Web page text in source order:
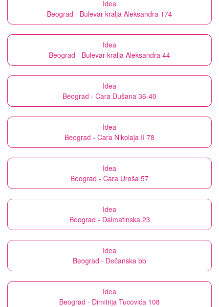
Idea
Beograd - Bulevar kralja Aleksandra 174
Idea
Beograd - Bulevar kralja Aleksandra 44
Idea
Beograd - Cara Dušana 36-40
Idea
Beograd - Cara Nikolaja II 78
Idea
Beograd - Cara Uroša 57
Idea
Beograd - Dalmatinska 23
Idea
Beograd - Dečanska bb
Idea
Beograd - Dimitrija Tucovića 108